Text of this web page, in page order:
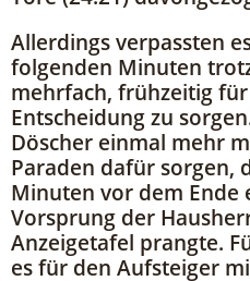
Allerdings verpassten
folgenden Minuten
mehrfach, frühzeitig
Entscheidung zu
Döscher einmal mehr
Paraden dafür sorgen,
Minuten vor dem Ende
Vorsprung der
Anzeigetafel prangte.
es für den Aufsteiger